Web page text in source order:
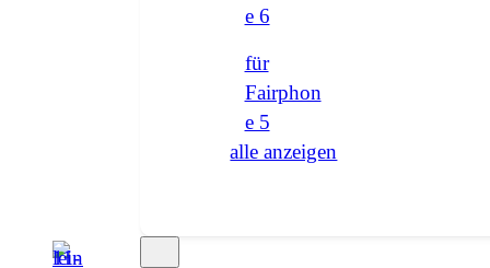
e 6
für
Fairphon
e 5
alle anzeigen